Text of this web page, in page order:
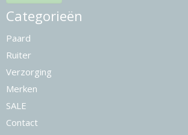
Categorieën
Paard
Ruiter
Verzorging
Merken
SALE
Contact